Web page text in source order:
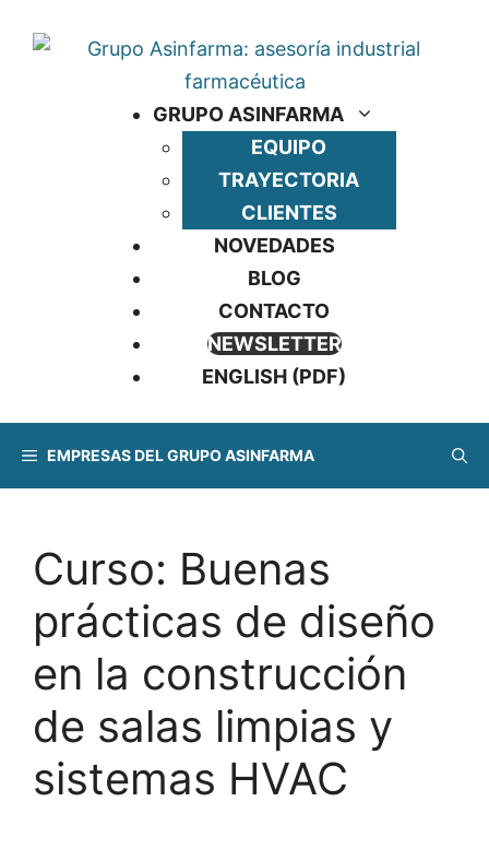
GRUPO ASINFARMA
EQUIPO
TRAYECTORIA
CLIENTES
NOVEDADES
BLOG
CONTACTO
NEWSLETTER
ENGLISH (PDF)
EMPRESAS DEL GRUPO ASINFARMA
Curso: Buenas
prácticas de diseño
en la construcción
de salas limpias y
sistemas HVAC